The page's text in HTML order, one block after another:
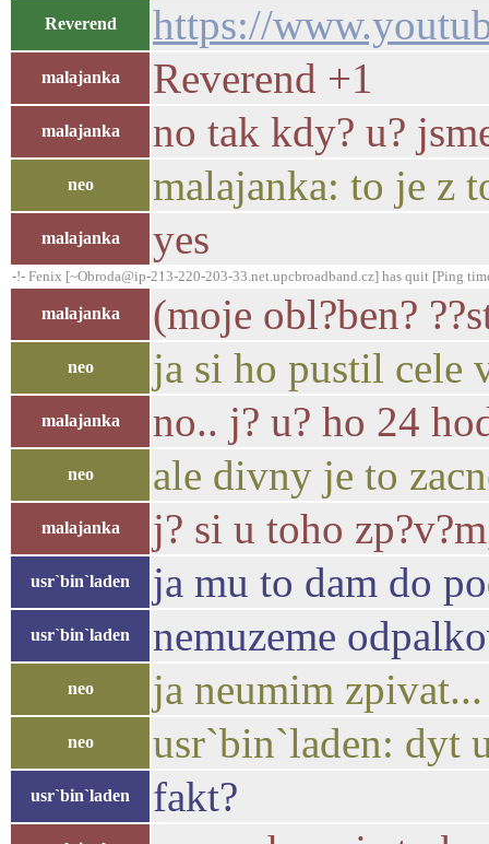
Reverend https://
malajanka Reverend +1
malajanka no tak kdy? u?
neo malajanka: to je z
malajanka yes
-!- Fenix [~Obroda@ip-213-220-203-33.net.upcbroadband.cz] has quit [Ping
malajanka (moje obl?ben?
neo ja si ho pustil cele
malajanka no.. j? u? ho 24
neo ale divny je to
malajanka j? si u toho
usr`bin`laden ja mu to dam do
usr`bin`laden nemuzeme
neo ja neumim
neo usr`bin`laden: dyt
usr`bin`laden fakt?